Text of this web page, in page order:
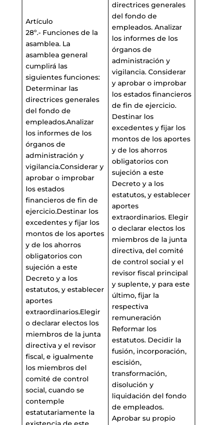
Artículo
28º.- Funciones de la
asamblea. La
asamblea general
cumplirá las
siguientes funciones:
Determinar las
directrices generales
del fondo de
empleados.Analizar
los informes de los
órganos de
administración y
vigilancia.Considerar y
aprobar o improbar
los estados
financieros de fin de
ejercicio.Destinar los
excedentes y fijar los
montos de los aportes
y de los ahorros
obligatorios con
sujeción a este
Decreto y a los
estatutos, y establecer
aportes
extraordinarios.Elegir
o declarar electos los
miembros de la junta
directiva y el revisor
fiscal, e igualmente
los miembros del
comité de control
social, cuando se
contemple
estatutariamente la
directrices generales
del fondo de
empleados. Analizar
los informes de los
órganos de
administración y
vigilancia. Considerar
y aprobar o improbar
los estados financieros
de fin de ejercicio.
Destinar los
excedentes y fijar los
montos de los aportes
y de los ahorros
obligatorios con
sujeción a este
Decreto y a los
estatutos, y establecer
aportes
extraordinarios. Elegir
o declarar electos los
miembros de la junta
directiva, del comité
de control social y el
revisor fiscal principal
y suplente, y para este
último, fijar la
respectiva
remuneración
Reformar los
estatutos. Decidir la
fusión, incorporación,
escisión,
transformación,
disolución y
liquidación del fondo
de empleados.
Aprobar su propio